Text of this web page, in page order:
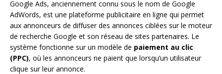
Google Ads, anciennement connu sous le nom de Google
AdWords, est une plateforme publicitaire en ligne qui permet
aux annonceurs de diffuser des annonces ciblées sur le moteur
de recherche Google et son réseau de sites partenaires. Le
système fonctionne sur un modèle de paiement au clic
(PPC), où les annonceurs ne paient que lorsqu’un utilisateur
clique sur leur annonce.